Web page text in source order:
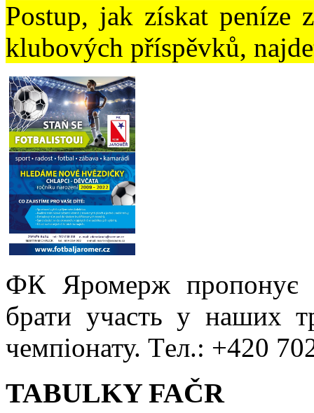
Postup, jak získat peníze
klubových příspěvků,
ФК Яромерж пропонує
брати участь у наших
чемпіонату. Tел.: +420
TABULKY FAČR